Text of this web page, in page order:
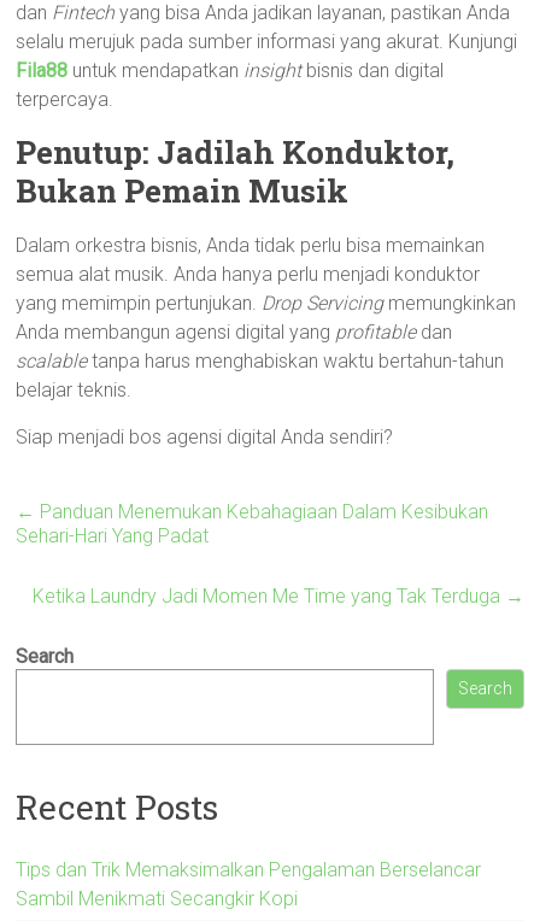
dan Fintech yang bisa Anda jadikan layanan, pastikan Anda
selalu merujuk pada sumber informasi yang akurat. Kunjungi
Fila88 untuk mendapatkan insightbisnis dan digital
terpercaya.
Penutup: Jadilah Konduktor,
Bukan Pemain Musik
Dalam orkestra bisnis, Anda tidak perlu bisa memainkan
semua alat musik. Anda hanya perlu menjadi konduktor
yang memimpin pertunjukan. Drop Servicingmemungkinkan
Anda membangun agensi digital yang profitabledan
scalabletanpa harus menghabiskan waktu bertahun-tahun
belajar teknis.
Siap menjadi bos agensi digital Anda sendiri?
← Panduan Menemukan Kebahagiaan Dalam Kesibukan
Sehari-Hari Yang Padat
Ketika Laundry Jadi Momen Me Time yang Tak Terduga →
Search
Search
Recent Posts
Tips dan Trik Memaksimalkan Pengalaman Berselancar
Sambil Menikmati Secangkir Kopi